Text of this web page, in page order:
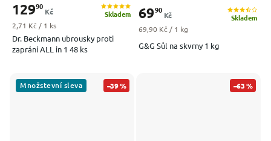
Dr. Beckmann ubrousky proti
zaprání ALL in 1 48 ks
Skladem
12990
Kč
Měrná cena:
2,71 Kč / 1 ks
G&G Sůl na skvrny 1 kg
Skladem
6990
Kč
Měrná cena:
69,90 Kč / 1 kg
Množstevní sleva –39 % –63 %